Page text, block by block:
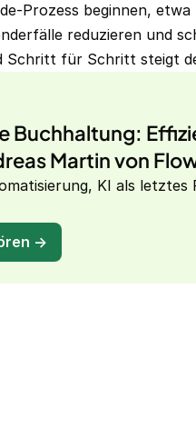
Prozess beginnen,
reduzieren und
Schritt für Schritt steigt
Buchhaltung:
Martin von
KI als
→